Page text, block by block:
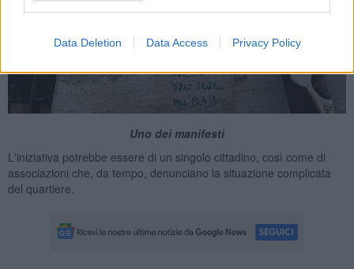
Data Deletion Data Access Privacy Policy
Uno dei manifesti
L'iniziativa potrebbe essere di un singolo cittadino, così come di
associazioni che, da tempo, denunciano la situazione complicata
del quartiere.